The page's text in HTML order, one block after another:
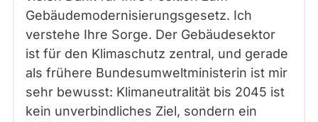
Gebäudemodernisierungsgesetz. Ich
verstehe Ihre Sorge. Der Gebäudesektor
ist für den Klimaschutz zentral, und gerade
als frühere Bundesumweltministerin ist mir
sehr bewusst: Klimaneutralität bis 2045 ist
kein unverbindliches Ziel, sondern ein